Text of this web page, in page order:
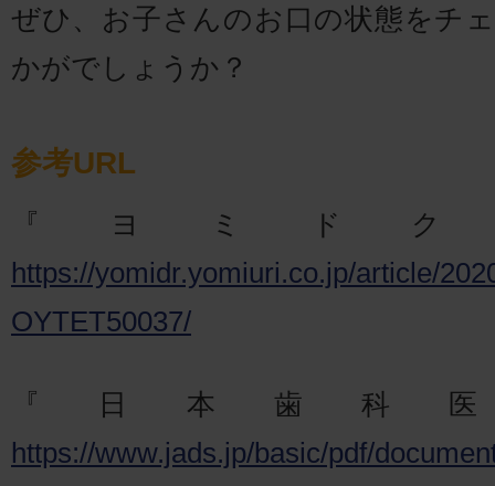
ぜひ、お子さんのお口の状態をチ
かがでしょうか？
参考URL
『ヨミドク
https://yomidr.yomiuri.co.jp/article/
OYTET50037/
『日本歯科
https://www.jads.jp/basic/pdf/